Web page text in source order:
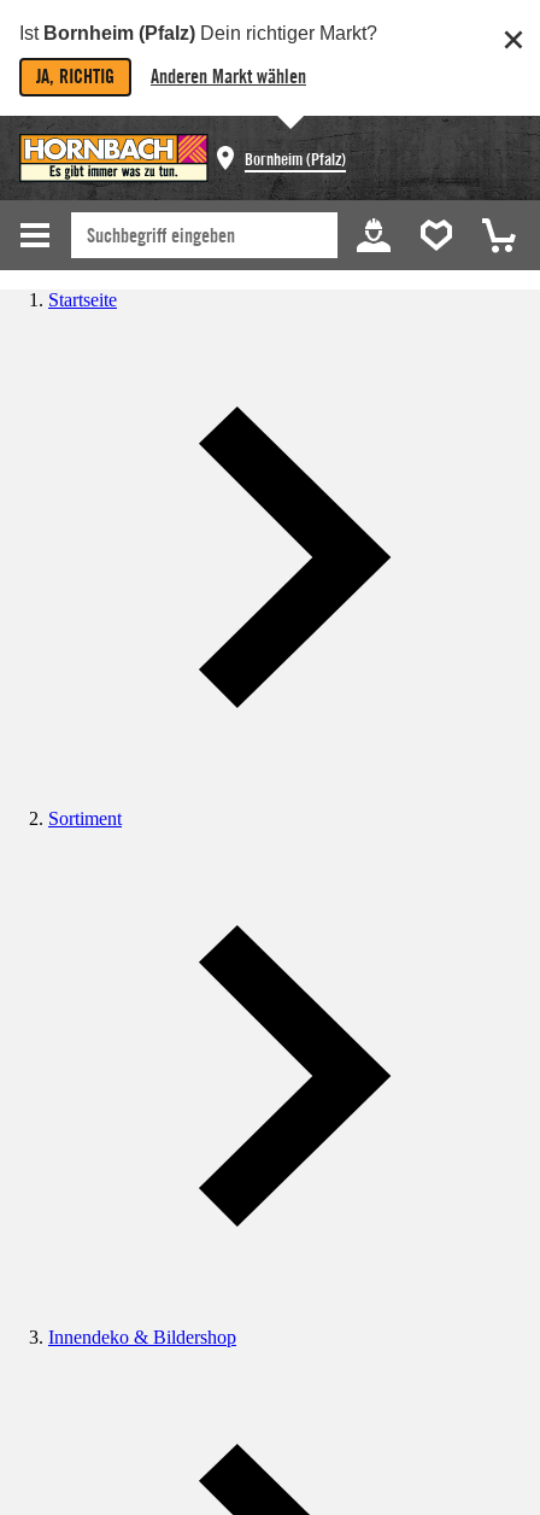
Ist Bornheim (Pfalz) Dein richtiger Markt?
JA, RICHTIG Anderen Markt wählen
Bornheim (Pfalz)
Startseite
Sortiment
Innendeko & Bildershop